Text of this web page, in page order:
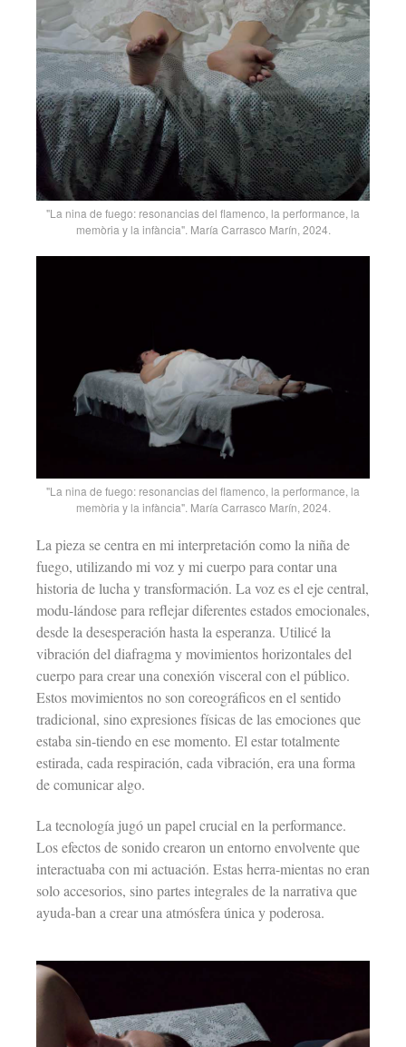
"La nina de fuego: resonancias del flamenco, la performance, la
memòria y la infància". María Carrasco Marín, 2024.
"La nina de fuego: resonancias del flamenco, la performance, la
memòria y la infància". María Carrasco Marín, 2024.
La pieza se centra en mi interpretación como la niña de
fuego, utilizando mi voz y mi cuerpo para contar una
historia de lucha y transformación. La voz es el eje central,
modu-lándose para reflejar diferentes estados emocionales,
desde la desesperación hasta la esperanza. Utilicé la
vibración del diafragma y movimientos horizontales del
cuerpo para crear una conexión visceral con el público.
Estos movimientos no son coreográficos en el sentido
tradicional, sino expresiones físicas de las emociones que
estaba sin-tiendo en ese momento. El estar totalmente
estirada, cada respiración, cada vibración, era una forma
de comunicar algo.
La tecnología jugó un papel crucial en la performance.
Los efectos de sonido crearon un entorno envolvente que
interactuaba con mi actuación. Estas herra-mientas no eran
solo accesorios, sino partes integrales de la narrativa que
ayuda-ban a crear una atmósfera única y poderosa.